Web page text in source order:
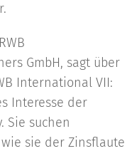
GmbH, sagt über
International VII:
Interesse der
Sie suchen
sie der Zinsflaute